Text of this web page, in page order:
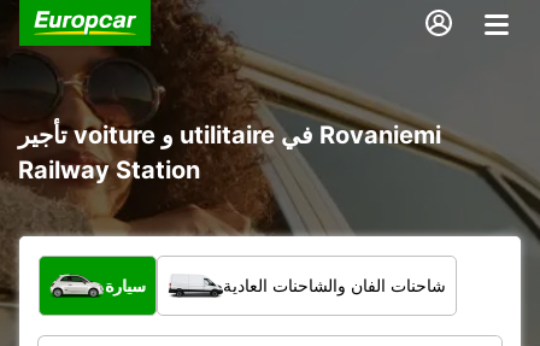
تأجير voiture و utilitaire في Rovaniemi
Railway Station
ما نوع المركبة؟
سيارة شاحنات الفان والشاحنات العادية